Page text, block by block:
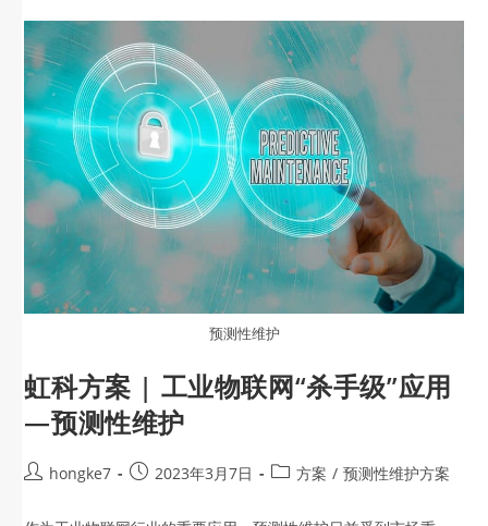
预测性维护
虹科方案 | 工业物联网“杀手级”应用
—预测性维护
hongke7 2023年3月7日 方案 / 预测性维护方案